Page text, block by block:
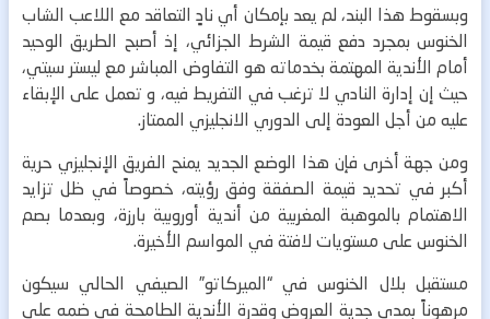
وبسقوط هذا البند، لم يعد بإمكان أي نادٍ التعاقد مع اللاعب الشاب
الخنوس بمجرد دفع قيمة الشرط الجزائي، إذ أصبح الطريق الوحيد
أمام الأندية المهتمة بخدماته هو التفاوض المباشر مع ليستر سيتي،
حيث إن إدارة النادي لا ترغب في التفريط فيه، و تعمل على الإبقاء
عليه من أجل العودة إلى الدوري الانجليزي الممتاز.
ومن جهة أخرى فإن هذا الوضع الجديد يمنح الفريق الإنجليزي حرية
أكبر في تحديد قيمة الصفقة وفق رؤيته، خصوصاً في ظل تزايد
الاهتمام بالموهبة المغربية من أندية أوروبية بارزة، وبعدما بصم
الخنوس على مستويات لافتة في المواسم الأخيرة.
مستقبل بلال الخنوس في “الميركاتو” الصيفي الحالي سيكون
مرهوناً بمدى جدية العروض وقدرة الأندية الطامحة في ضمه على